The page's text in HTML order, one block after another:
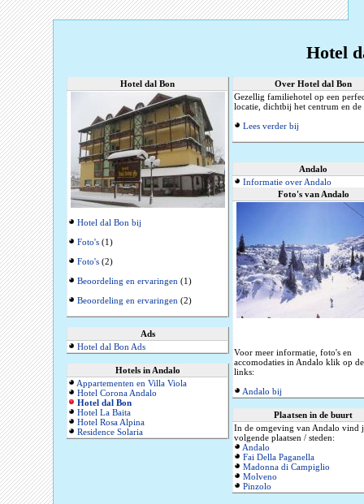
Hotel
Hotel dal Bon
Hotel dal Bon bij
Foto's (1)
Foto's (2)
Beoordeling en ervaringen (1)
Beoordeling en ervaringen (2)
Ads
Hotel dal Bon Ads
Hotels in Andalo
Appartementen en Villa Viola
Hotel Corona Andalo
Hotel dal Bon
Hotel La Baita
Hotel Rosa Alpina
Residence Solaria
Over Hotel dal Bon
Gezellig familiehotel op een
locatie, dichtbij het centrum en de
Lees verder bij
Andalo
Informatie over Andalo
Foto's van Andalo
Voor meer informatie, foto's en
accomodaties in Andalo klik op
links:
Andalo bij
Plaatsen in de buurt
In de omgeving van Andalo vind
volgende plaatsen / steden:
Andalo
Fai Della Paganella
Madonna di Campiglio
Molveno
Pinzolo